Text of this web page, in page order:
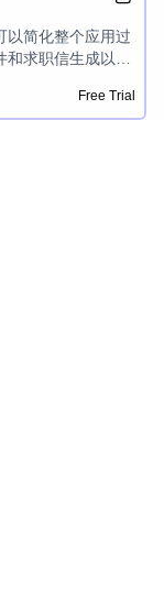
以简化整个应用过
求职信生成以及
Free Trial